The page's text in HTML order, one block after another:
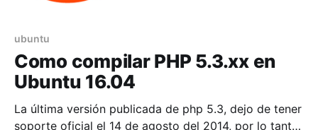
ubuntu
Como compilar PHP 5.3.xx en
Ubuntu 16.04
La última versión publicada de php 5.3, dejo de tener
soporte oficial el 14 de agosto del 2014, por lo tanto